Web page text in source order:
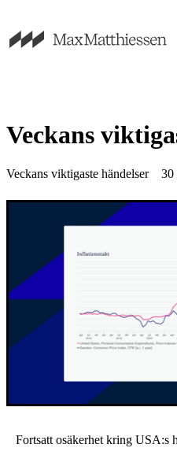
Veckans
Veckans viktigaste händelser 30
Fortsatt osäkerhet kring USA:s